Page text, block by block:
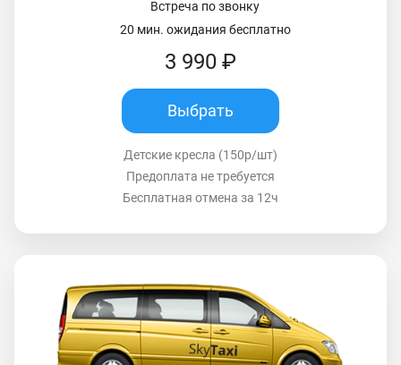
Встреча по звонку
20 мин. ожидания бесплатно
3 990 ₽
Выбрать
Детские кресла (150р/шт)
Предоплата не требуется
Бесплатная отмена за 12ч